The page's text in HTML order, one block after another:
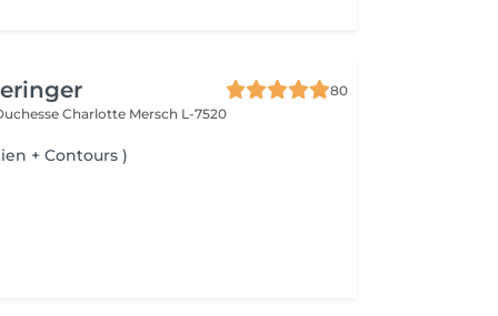
80
Charlotte Mersch L-7520
+ Contours )